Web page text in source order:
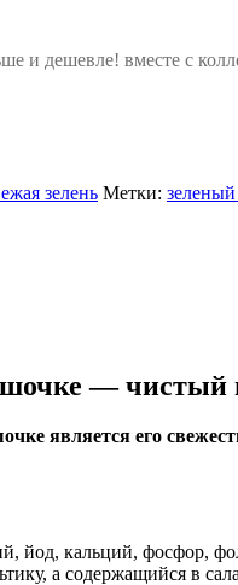
дешевле! вместе с
зелень Метки: зеленый
— чистый
является его
кальций, фосфор,
а содержащийся в